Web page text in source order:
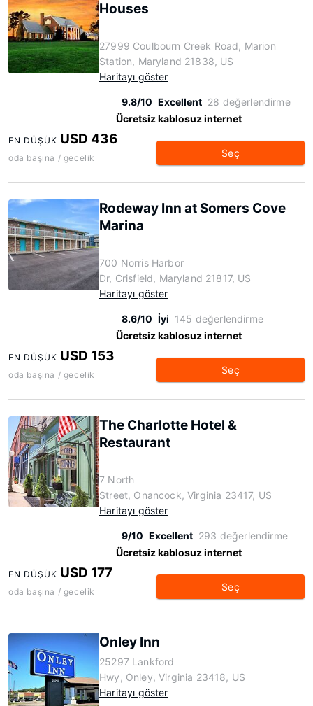
Houses
27999 Coulbourn Creek Road, Marion
Station, Maryland 21838, US
Haritayı göster
9.8/10 Excellent 28 değerlendirme
Ücretsiz kablosuz internet
EN DÜŞÜK USD 436
oda başına / gecelik Seç
Rodeway Inn at Somers Cove
Marina
700 Norris Harbor
Dr, Crisfield, Maryland 21817, US
Haritayı göster
8.6/10 İyi 145 değerlendirme
Ücretsiz kablosuz internet
EN DÜŞÜK USD 153
oda başına / gecelik Seç
The Charlotte Hotel &
Restaurant
7 North
Street, Onancock, Virginia 23417, US
Haritayı göster
9/10 Excellent 293 değerlendirme
Ücretsiz kablosuz internet
EN DÜŞÜK USD 177
oda başına / gecelik Seç
Onley Inn
25297 Lankford
Hwy, Onley, Virginia 23418, US
Haritayı göster